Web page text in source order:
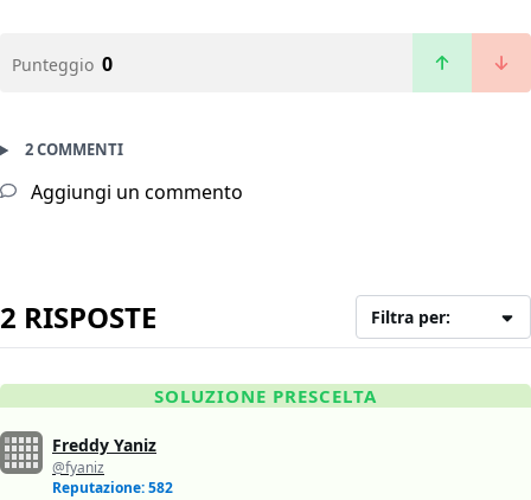
Punteggio 0
2 COMMENTI
Aggiungi un commento
2 RISPOSTE Filtra per:
SOLUZIONE PRESCELTA
Freddy Yaniz
@fyaniz
Reputazione: 582